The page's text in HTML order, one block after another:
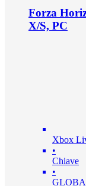
Forza
X/S, PC
Xbox
•
Chiave
•